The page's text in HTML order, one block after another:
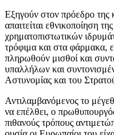
Εξηγούν στον πρόεδρο της
απαιτείται εθνικοποίηση
χρηματοπιστωτικών
τρόφιμα και στα φάρμακα,
πληρωθούν μισθοί και
υπαλλήλων και
Αστυνομίας και του
Αντιλαμβανόμενος το
να επέλθει, ο
πιθανούς τρόπους